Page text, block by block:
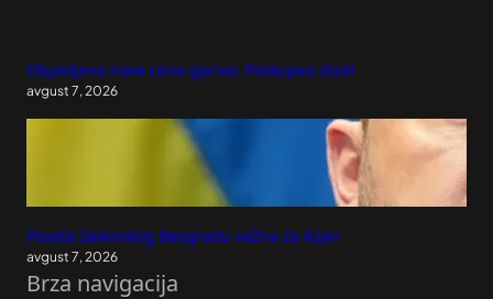
Objavljene nove cene goriva: Poskupeo dizel
avgust 7, 2026
Poseta Zelenskog Beogradu važna za Kijev
avgust 7, 2026
Brza navigacija